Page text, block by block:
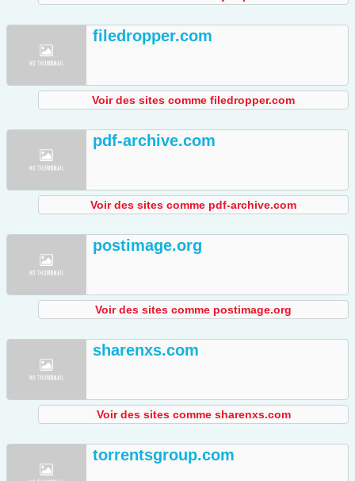
filedropper.com
Voir des sites comme filedropper.com
pdf-archive.com
Voir des sites comme pdf-archive.com
postimage.org
Voir des sites comme postimage.org
sharenxs.com
Voir des sites comme sharenxs.com
torrentsgroup.com